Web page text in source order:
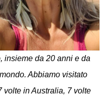
insieme da 20 anni e da
Abbiamo visitato
volte in Australia, 7 volte